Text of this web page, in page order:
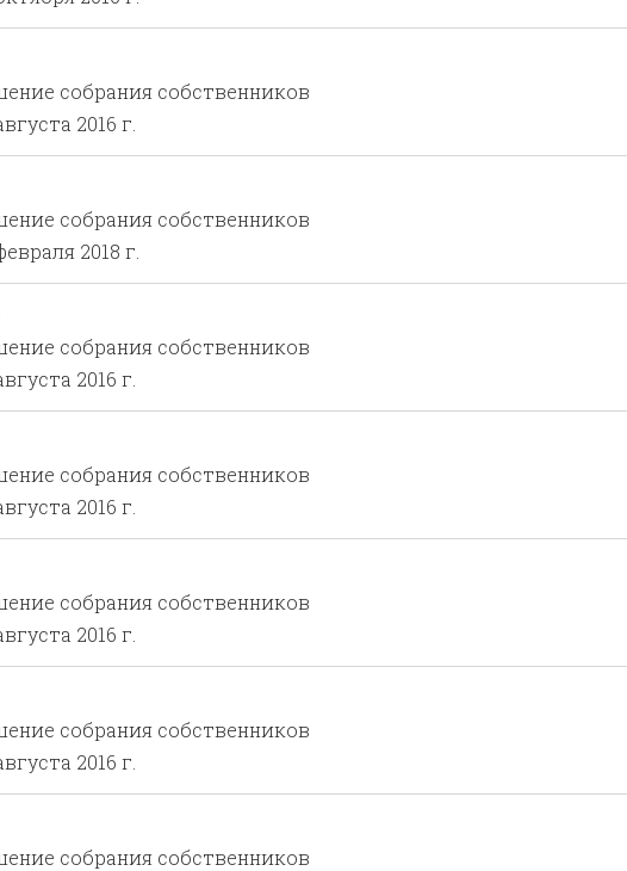
собрания собственников
2016 г.
собрания собственников
2018 г.
собрания собственников
2016 г.
собрания собственников
2016 г.
собрания собственников
2016 г.
собрания собственников
2016 г.
собрания собственников